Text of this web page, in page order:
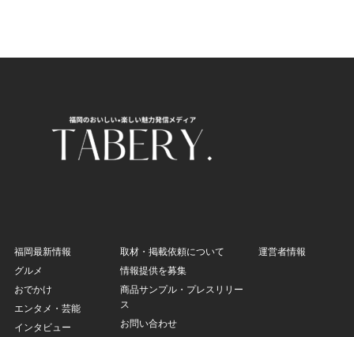
福岡最新情報
グルメ
おでかけ
エンタメ・芸能
インタビュー
取材・掲載依頼について
情報提供を募集
商品サンプル・プレスリリー
ス
お問い合わせ
運営者情報